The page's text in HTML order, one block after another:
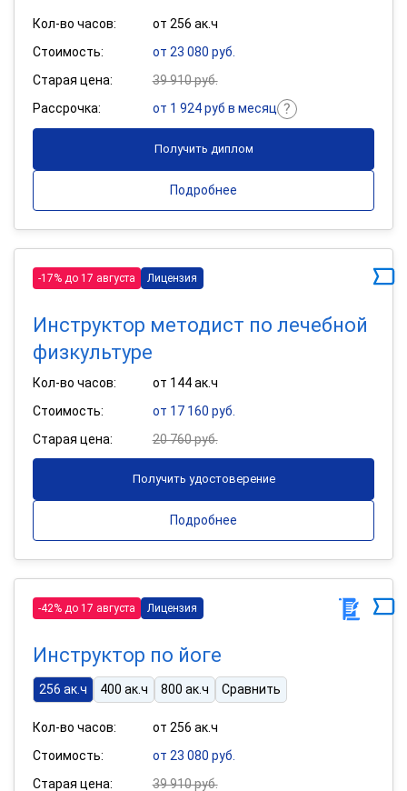
Кол-во часов:
от 256 ак.ч
Стоимость:
от 23 080 руб.
Старая цена:
39 910 руб.
Рассрочка:
от 1 924 руб в месяц
Получить диплом
Подробнее
-17% до 17 августа Лицензия
Инструктор методист по лечебной
физкультуре
Кол-во часов:
от 144 ак.ч
Стоимость:
от 17 160 руб.
Старая цена:
20 760 руб.
Получить удостоверение
Подробнее
-42% до 17 августа Лицензия
Инструктор по йоге
256 ак.ч 400 ак.ч 800 ак.ч Сравнить
Кол-во часов:
от 256 ак.ч
Стоимость:
от 23 080 руб.
Старая цена:
39 910 руб.